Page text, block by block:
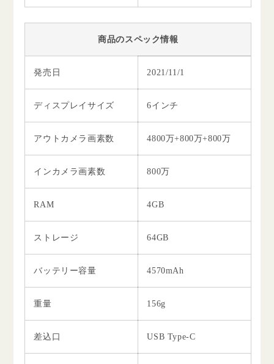
商品のスペック情報
発売日 2021/11/1
ディスプレイサイズ 6インチ
アウトカメラ画素数 4800万+800万+800万
インカメラ画素数 800万
RAM 4GB
ストレージ 64GB
バッテリー容量 4570mAh
重量 156g
差込口 USB Type-C